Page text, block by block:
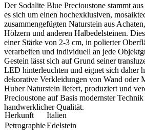
Der Sodalite Blue Precioustone stammt
es sich um einen hochexklusiven,
zusammengefügten Naturstein aus
Hölzern und anderen Halbedelsteinen.
einer Stärke von 2-3 cm, in polierter
verarbeiten und individuell an jede
Gestein lässt sich auf Grund seiner
LED hinterleuchten und eignet sich daher
dekorative Verkleidungen von Wand oder
Huber Naturstein liefert, produziert und
Precioustone auf Basis modernster
handwerklicher Qualität.
Herkunft
Italien
PetrographieEdelstein